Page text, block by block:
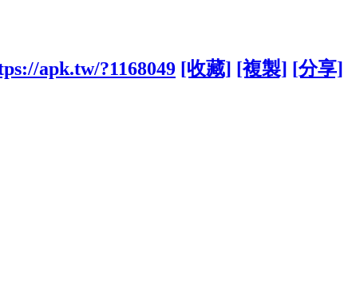
apk.tw/?1168049 [收藏] [複製] [分享]